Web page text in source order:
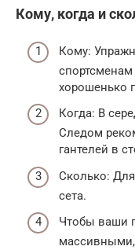
Кому, когда и
Кому:
хорошенько
Когда: В
Следом
гантелей в
Сколько:
сета.
Чтобы ваши
массивными,